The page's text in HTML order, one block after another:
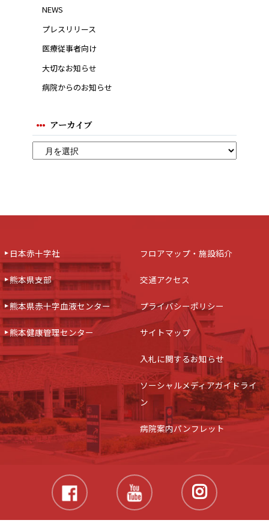
NEWS
プレスリリース
医療従事者向け
大切なお知らせ
病院からのお知らせ
アーカイブ
日本赤十字社
熊本県支部
熊本県赤十字血液センター
熊本健康管理センター
フロアマップ・施設紹介
交通アクセス
プライバシーポリシー
サイトマップ
入札に関するお知らせ
ソーシャルメディアガイドライ
ン
病院案内パンフレット